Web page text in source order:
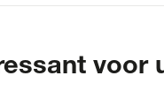
voor